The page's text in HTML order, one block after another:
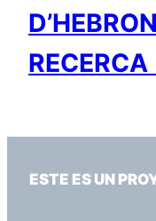
ESTE ES UN